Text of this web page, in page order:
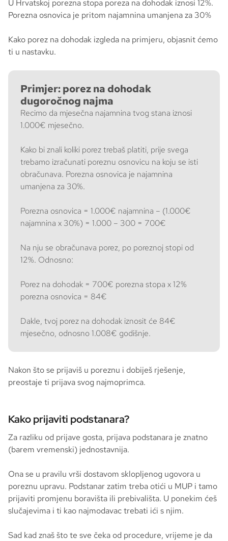
U Hrvatskoj porezna stopa poreza na dohodak iznosi 12%.
Porezna osnovica je pritom najamnina umanjena za 30%
Kako porez na dohodak izgleda na primjeru, objasnit ćemo
ti u nastavku.
Primjer: porez na dohodak
dugoročnog najma
Recimo da mjesečna najamnina tvog stana iznosi
1.000€ mjesečno.
Kako bi znali koliki porez trebaš platiti, prije svega
trebamo izračunati poreznu osnovicu na koju se isti
obračunava. Porezna osnovica je najamnina
umanjena za 30%.
Porezna osnovica = 1.000€ najamnina – (1.000€
najamnina x 30%) = 1.000 – 300 = 700€
Na nju se obračunava porez, po poreznoj stopi od
12%. Odnosno:
Porez na dohodak = 700€ porezna stopa x 12%
porezna osnovica = 84€
Dakle, tvoj porez na dohodak iznosit će 84€
mjesečno, odnosno 1.008€ godišnje.
Nakon što se prijaviš u poreznu i dobiješ rješenje,
preostaje ti prijava svog najmoprimca.
Kako prijaviti podstanara?
Za razliku od prijave gosta, prijava podstanara je znatno
(barem vremenski) jednostavnija.
Ona se u pravilu vrši dostavom sklopljenog ugovora u
poreznu upravu. Podstanar zatim treba otići u MUP i tamo
prijaviti promjenu boravišta ili prebivališta. U ponekim ćeš
slučajevima i ti kao najmodavac trebati ići s njim.
Sad kad znaš što te sve čeka od procedure, vrijeme je da